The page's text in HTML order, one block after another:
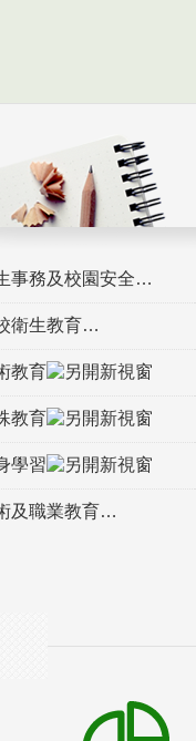
事務及校園安全
衛生教育
教育
教育
學習
及職業教育